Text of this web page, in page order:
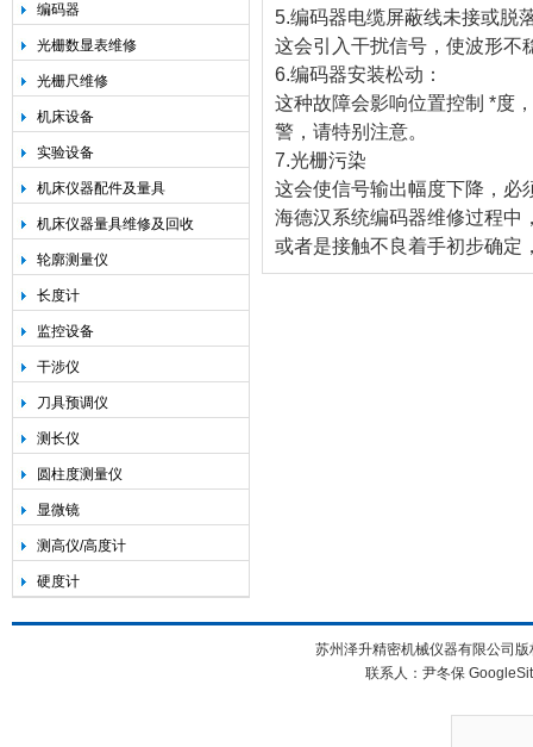
编码器
光栅数显表维修
光栅尺维修
机床设备
实验设备
机床仪器配件及量具
机床仪器量具维修及回收
轮廓测量仪
长度计
监控设备
干涉仪
刀具预调仪
测长仪
圆柱度测量仪
显微镜
测高仪/高度计
硬度计
5.编码器电缆屏蔽线未接或脱
这会引入干扰信号，使波形不
6.编码器安装松动：
这种故障会影响位置控制 *度
警，请特别注意。
7.光栅污染
这会使信号输出幅度下降，必
海德汉系统编码器维修过程中
或者是接触不良着手初步确定
苏州泽升精密机械仪器有限公司
联系人：尹冬保